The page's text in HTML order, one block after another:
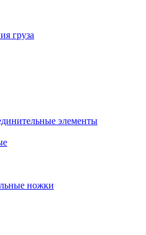
груза
элементы
ножки